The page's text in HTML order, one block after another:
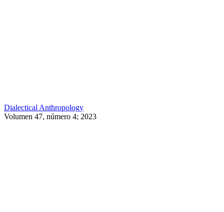
Dialectical Anthropology
Volumen 47, número 4; 2023